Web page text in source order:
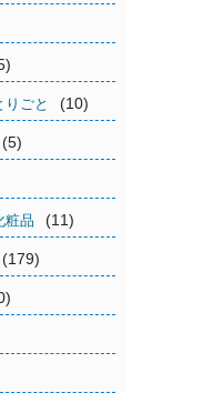
りごと (10)
(5)
粧品 (11)
(179)